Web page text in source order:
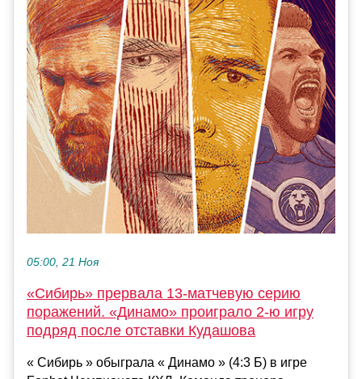
05:00, 21 Ноя
«Сибирь» прервала 13-матчевую серию
поражений. «Динамо» проиграло 2-ю игру
подряд после отставки Кудашова
« Сибирь » обыграла « Динамо » (4:3 Б) в игре